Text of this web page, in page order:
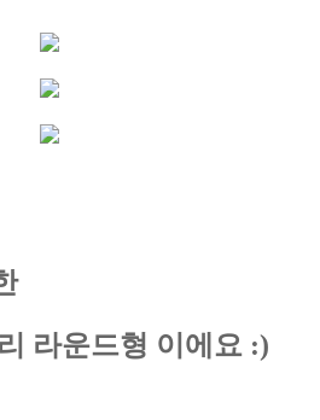
라운드형 이에요 :)